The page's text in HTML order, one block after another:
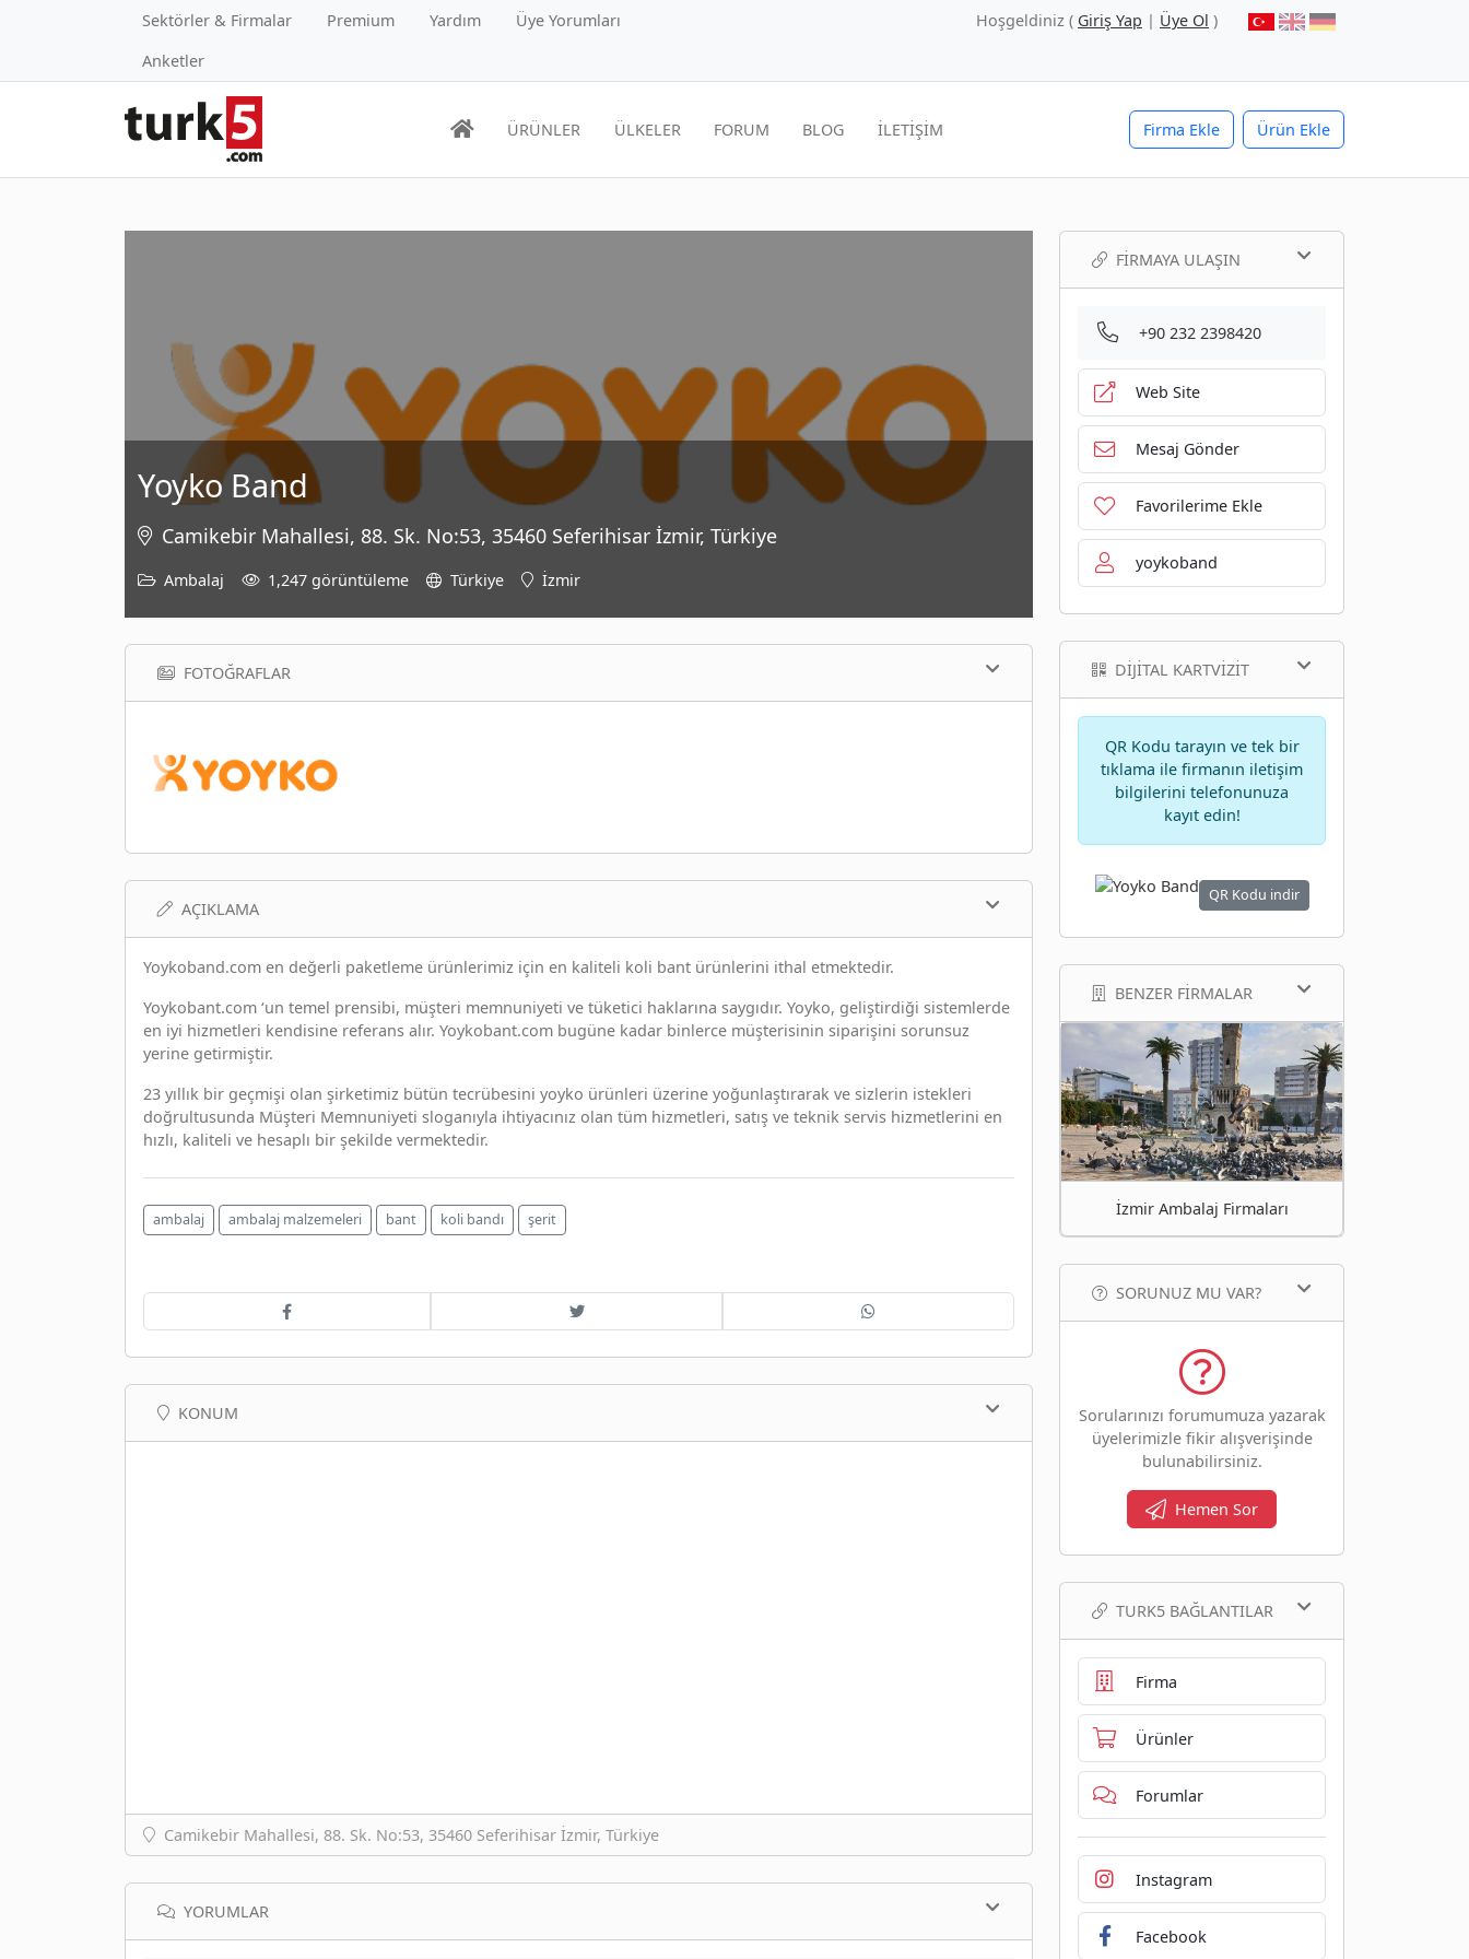
Sektörler & Firmalar Premium Yardım
Üye Yorumları
Anketler
Hoşgeldiniz ( Giriş Yap | Üye Ol )
Firma Ekle Ürün Ekle
ÜRÜNLER ÜLKELER FORUM BLOG İLETİŞİM
Yoyko Band
Camikebir Mahallesi, 88. Sk. No:53, 35460 Seferihisar İzmir, Türkiye
Ambalaj 1,247 görüntüleme Türkiye İzmir
FOTOĞRAFLAR
AÇIKLAMA
Yoykoband.com en değerli paketleme ürünlerimiz için en kaliteli koli bant ürünlerini ithal etmektedir.
Yoykobant.com ‘un temel prensibi, müşteri memnuniyeti ve tüketici haklarına saygıdır. Yoyko, geliştirdiği sistemlerde
en iyi hizmetleri kendisine referans alır. Yoykobant.com bugüne kadar binlerce müşterisinin siparişini sorunsuz
yerine getirmiştir.
23 yıllık bir geçmişi olan şirketimiz bütün tecrübesini yoyko ürünleri üzerine yoğunlaştırarak ve sizlerin istekleri
doğrultusunda Müşteri Memnuniyeti sloganıyla ihtiyacınız olan tüm hizmetleri, satış ve teknik servis hizmetlerini en
hızlı, kaliteli ve hesaplı bir şekilde vermektedir.
ambalaj ambalaj malzemeleri bant koli bandı şerit
KONUM
Camikebir Mahallesi, 88. Sk. No:53, 35460 Seferihisar İzmir, Türkiye
YORUMLAR
FIRMAYA ULAŞIN
+90 232 2398420
Web Site
Mesaj Gönder
Favorilerime Ekle
yoykoband
DIJITAL KARTVIZIT
QR Kodu tarayın ve tek bir
tıklama ile firmanın iletişim
bilgilerini telefonunuza
kayıt edin!
QR Kodu indir
BENZER FIRMALAR
İzmir Ambalaj Firmaları
SORUNUZ MU VAR?
Sorularınızı forumumuza yazarak
üyelerimizle fikir alışverişinde
bulunabilirsiniz.
Hemen Sor
TURK5 BAĞLANTILAR
Firma
Ürünler
Forumlar
Instagram
Facebook